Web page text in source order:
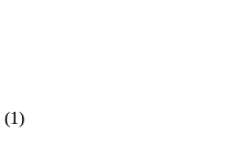
(1)